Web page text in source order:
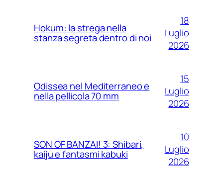
Hokum: la strega nella
stanza segreta dentro di noi
18
Luglio
2026
Odissea nel Mediterraneo e
nella pellicola 70 mm
15
Luglio
2026
SON OF BANZAI! 3: Shibari,
kaiju e fantasmi kabuki
10
Luglio
2026